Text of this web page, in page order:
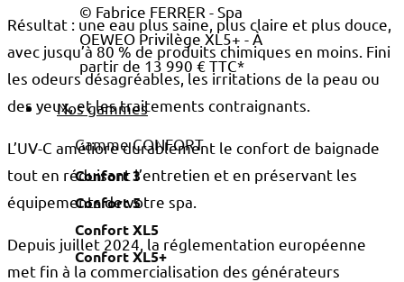
© Fabrice FERRER - Spa
OEWEO Privilège XL5+ - À
partir de 13 990 € TTC*
Nos gammes
Gamme CONFORT
Confort 3
Confort 5
Confort XL5
Confort XL5+
Résultat : une eau plus saine, plus claire et plus douce,
avec jusqu’à80 % de produits chimiques en moins. Fini
les odeurs désagréables, les irritations de la peau ou
des yeux, et les traitements contraignants.
L’UV-C améliore durablement le confort de baignade
tout en réduisant l’entretien et en préservant les
équipements de votre spa.
Depuis juillet 2024, la réglementation européenne
met fin à la commercialisation des générateurs